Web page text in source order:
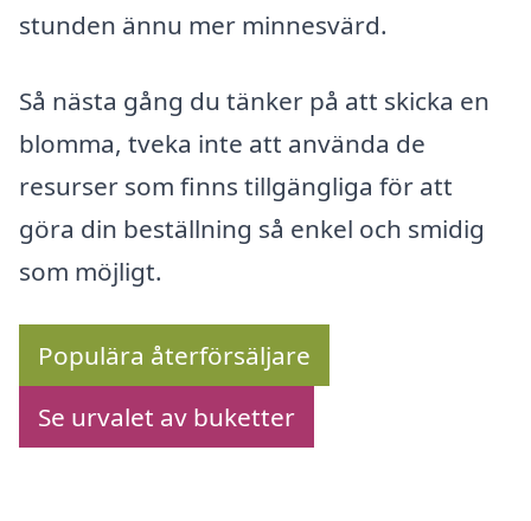
stunden ännu mer minnesvärd.
Så nästa gång du tänker på att skicka en
blomma, tveka inte att använda de
resurser som finns tillgängliga för att
göra din beställning så enkel och smidig
som möjligt.
Populära återförsäljare
Se urvalet av buketter